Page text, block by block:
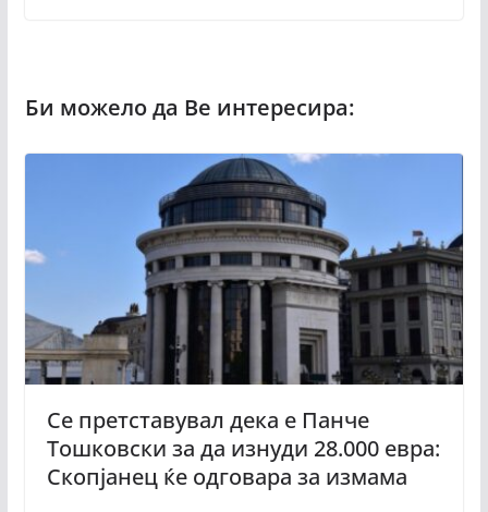
Се претставувал дека е Панче
Тошковски за да изнуди 28.000 евра:
Скопјанец ќе одговара за измама